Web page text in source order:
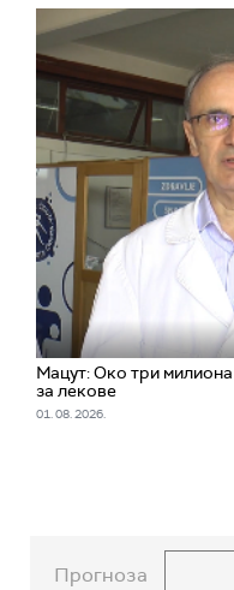
Мацут: Око три
за лекове
01. 08. 2026.
Прогноза